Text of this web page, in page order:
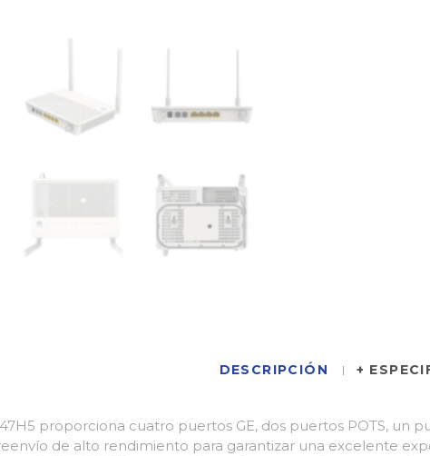
DESCRIPCIÓN +
proporciona cuatro puertos GE, dos puertos POTS, un
de alto rendimiento para garantizar una excelente